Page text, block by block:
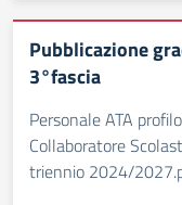
Pubblicazione
3°fascia
Personale ATA
Collaboratore
triennio 2024/